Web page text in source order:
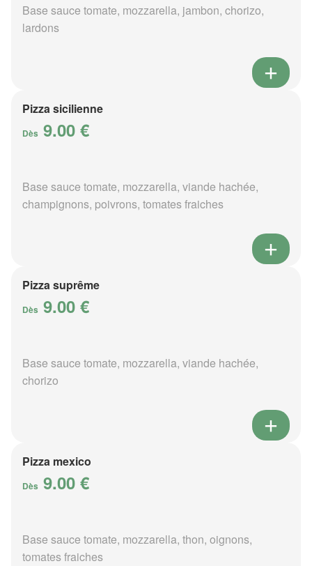
Base sauce tomate, mozzarella, jambon, chorizo,
lardons
Pizza sicilienne
Dès 9.00 €
Base sauce tomate, mozzarella, viande hachée,
champignons, poivrons, tomates fraiches
Pizza suprême
Dès 9.00 €
Base sauce tomate, mozzarella, viande hachée,
chorizo
Pizza mexico
Dès 9.00 €
Base sauce tomate, mozzarella, thon, oignons,
tomates fraiches